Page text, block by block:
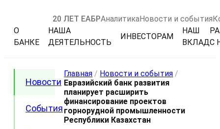
20 ЛЕТ ЕАБРАналитикаНовости и события
О
БАНКЕ
НАША
ДЕЯТЕЛЬНОСТЬ
ИНВЕСТОРАМ
НАШ
ВКЛАДС
Новости
События
Главная / Новости и события /
Евразийский банк развития
планирует расширить
финансирование проектов
горнорудной промышленности
Республики Казахстан